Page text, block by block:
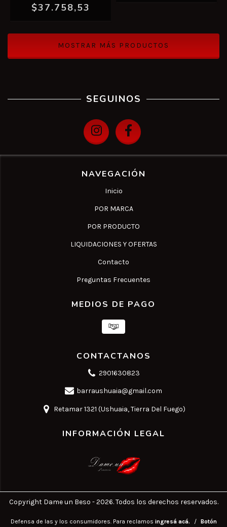
$37.758,53
MOSTRAR MÁS PRODUCTOS
SEGUINOS
NAVEGACIÓN
Inicio
POR MARCA
POR PRODUCTO
LIQUIDACIONES Y OFERTAS
Contacto
Preguntas Frecuentes
MEDIOS DE PAGO
CONTACTANOS
2901630823
barraushuaia@gmail.com
Retamar 1321 (Ushuaia, Tierra Del Fuego)
INFORMACIÓN LEGAL
Copyright Dame un Beso - 2026. Todos los derechos reservados.
Defensa de las y los consumidores. Para reclamos ingresá acá. /
Botón